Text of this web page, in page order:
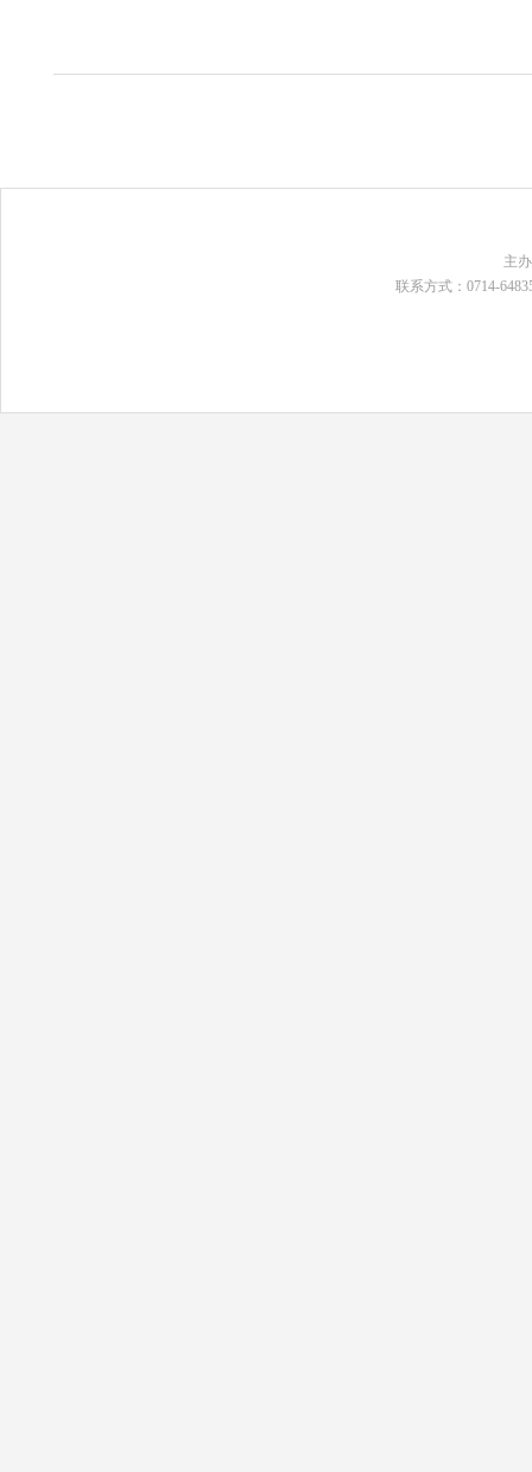
主
联系方式：0714-